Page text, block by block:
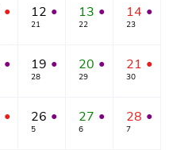
● 12 ●
21
13 ●
22
14 ●
23
● 19 ●
28
20 ●
29
21 ●
30
● 26 ●
5
27 ●
6
28 ●
7